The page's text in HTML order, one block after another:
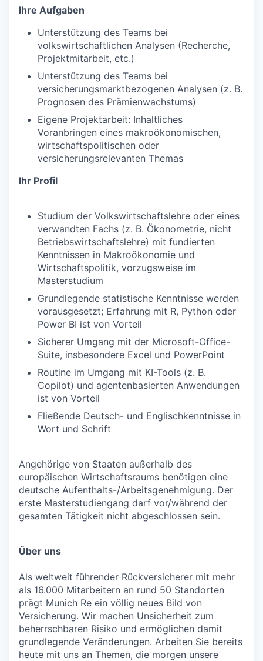
Ihre Aufgaben
Unterstützung des Teams bei
volkswirtschaftlichen Analysen (Recherche,
Projektmitarbeit, etc.)
Unterstützung des Teams bei
versicherungsmarktbezogenen Analysen (z. B.
Prognosen des Prämienwachstums)
Eigene Projektarbeit: Inhaltliches
Voranbringen eines makroökonomischen,
wirtschaftspolitischen oder
versicherungsrelevanten Themas
Ihr Profil
Studium der Volkswirtschaftslehre oder eines
verwandten Fachs (z. B. Ökonometrie, nicht
Betriebswirtschaftslehre) mit fundierten
Kenntnissen in Makroökonomie und
Wirtschaftspolitik, vorzugsweise im
Masterstudium
Grundlegende statistische Kenntnisse werden
vorausgesetzt; Erfahrung mit R, Python oder
Power BI ist von Vorteil
Sicherer Umgang mit der Microsoft-Office-
Suite, insbesondere Excel und PowerPoint
Routine im Umgang mit KI-Tools (z. B.
Copilot) und agentenbasierten Anwendungen
ist von Vorteil
Fließende Deutsch- und Englischkenntnisse in
Wort und Schrift
Angehörige von Staaten außerhalb des
europäischen Wirtschaftsraums benötigen eine
deutsche Aufenthalts-/Arbeitsgenehmigung. Der
erste Masterstudiengang darf vor/während der
gesamten Tätigkeit nicht abgeschlossen sein.
Über uns
Als weltweit führender Rückversicherer mit mehr
als 16.000 Mitarbeitern an rund 50 Standorten
prägt Munich Re ein völlig neues Bild von
Versicherung. Wir machen Unsicherheit zum
beherrschbaren Risiko und ermöglichen damit
grundlegende Veränderungen. Arbeiten Sie bereits
heute mit uns an Themen, die morgen unsere